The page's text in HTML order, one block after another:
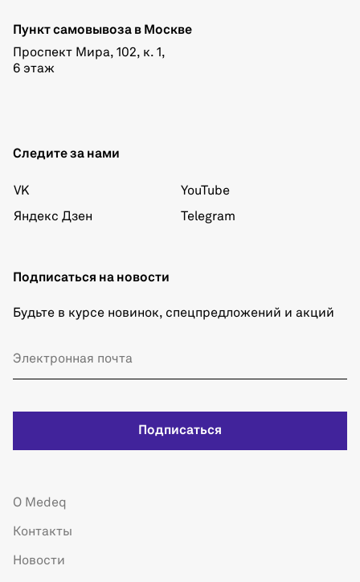
Пункт самовывоза в Москве
Проспект Мира, 102, к. 1,
6 этаж
Следите за нами
VK
Яндекс Дзен
YouTube
Telegram
Подписаться на новости
Будьте в курсе новинок, спецпредложений и акций
Подписаться
О Medeq
Контакты
Новости